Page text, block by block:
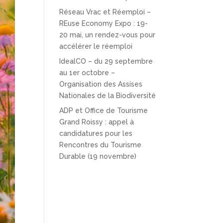
Réseau Vrac et Réemploi –
REuse Economy Expo : 19-
20 mai, un rendez-vous pour
accélérer le réemploi
IdealCO – du 29 septembre
au 1er octobre –
Organisation des Assises
Nationales de la Biodiversité
ADP et Office de Tourisme
Grand Roissy : appel à
candidatures pour les
Rencontres du Tourisme
Durable (19 novembre)